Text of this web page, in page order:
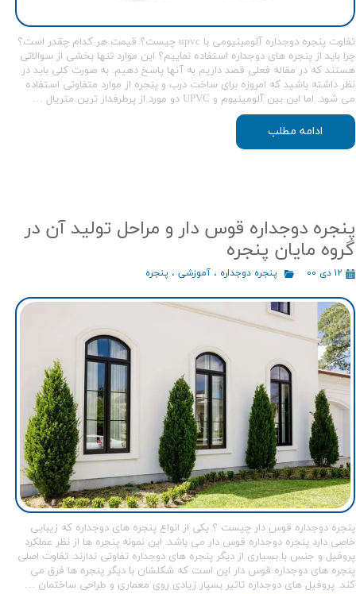
تفاوت پنجره دوجداره آلومینیومی با upvc چیست؟ قیمت هر کدام چقدر است؟
چرا باید از پنجره های دوجداره استفاده نماییم؟ این موارد تنها بخشی از سوالاتی
هستند که در مقاله فعلی قصد داریم به آنها پاسخ دهیم. به صورت کلی باید در
نظر داشته باشید که امروزه برای ساخت درب و پنجره از موارد متفاوتی استفاده
می شود. اما این بین آلومینیوم و UPVC دو مورد از پرطرفدار ترین متریال …
ادامه مطلب
پنجره دوجداره قوس دار و مراحل توليد آن در
گروه مايان پنجره
۱۲ دی ۰۰ پنجره دوجداره ، آموزشی ، پنجره
پنجره دوجداره قوس دار چیست ؟ یکی از انواع پنجره های دوجداره که زیبایی
خاصی دارد پنجره دوجداره قوس دار می باشد. این نمونه پنجره ها از نظر عملکرد
پروفیل و جنس با بسیاری از دیگر پنجره های دوجداره تفاوتی ندارند. تفاوت اصلی
پنجره های دوجداره قوس دار این است که شکلشان با دیگر پنجره ها فرق می
کند. پروفیل های دوجداره تاثیر بسیار زیادی روی معماری و طراحی ساختمان …